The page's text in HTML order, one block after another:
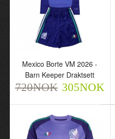
Mexico Borte VM 2026 -
Barn Keeper Draktsett
Mexico Borte VM 2026 -
Barn Keeper Draktsett
720NOK 305NOK